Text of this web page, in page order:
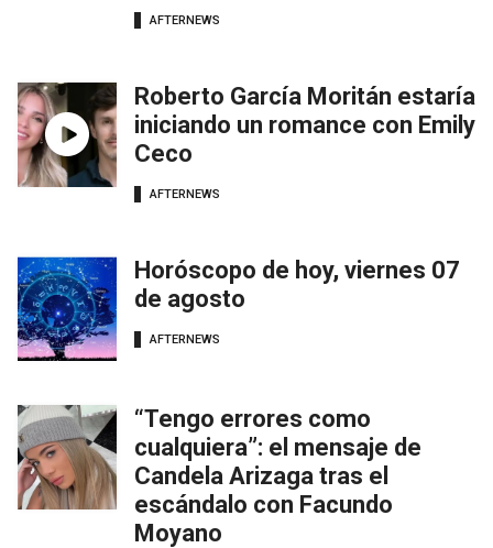
AFTERNEWS
Roberto García Moritán estaría
iniciando un romance con Emily
Ceco
AFTERNEWS
Horóscopo de hoy, viernes 07
de agosto
AFTERNEWS
“Tengo errores como
cualquiera”: el mensaje de
Candela Arizaga tras el
escándalo con Facundo
Moyano